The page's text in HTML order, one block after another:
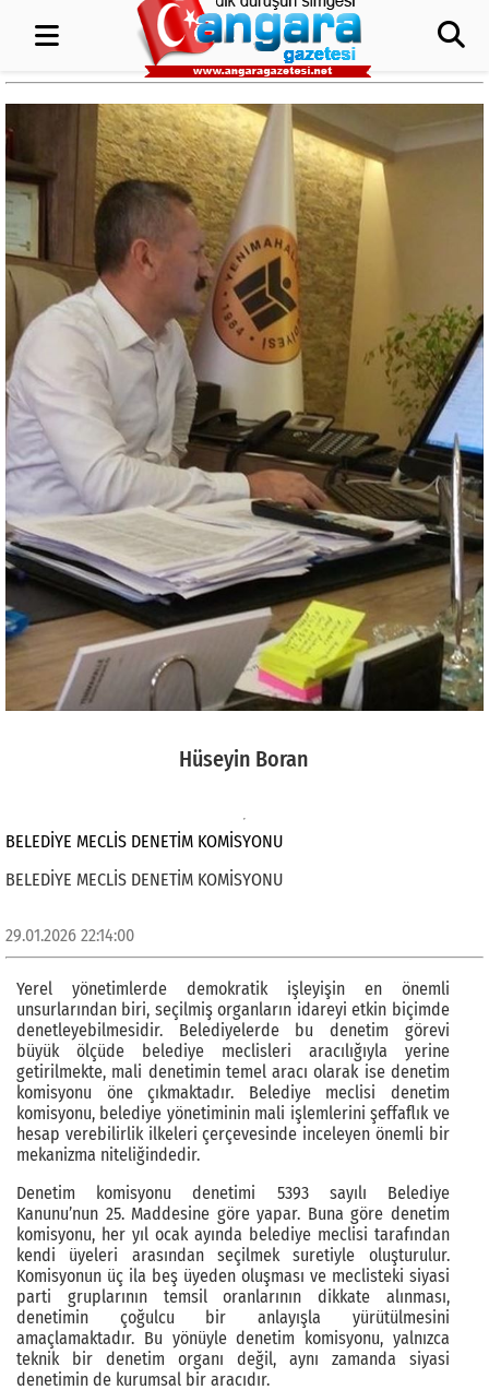
Hüseyin Boran
BELEDİYE MECLİS DENETİM KOMİSYONU
BELEDİYE MECLİS DENETİM KOMİSYONU
29.01.2026 22:14:00
Yerel yönetimlerde demokratik işleyişin en önemli
unsurlarından biri, seçilmiş organların idareyi etkin biçimde
denetleyebilmesidir. Belediyelerde bu denetim görevi
büyük ölçüde belediye meclisleri aracılığıyla yerine
getirilmekte, mali denetimin temel aracı olarak ise denetim
komisyonu öne çıkmaktadır. Belediye meclisi denetim
komisyonu, belediye yönetiminin mali işlemlerini şeffaflık ve
hesap verebilirlik ilkeleri çerçevesinde inceleyen önemli bir
mekanizma niteliğindedir.
Denetim komisyonu denetimi 5393 sayılı Belediye
Kanunu’nun 25. Maddesine göre yapar. Buna göre denetim
komisyonu, her yıl ocak ayında belediye meclisi tarafından
kendi üyeleri arasından seçilmek suretiyle oluşturulur.
Komisyonun üç ila beş üyeden oluşması ve meclisteki siyasi
parti gruplarının temsil oranlarının dikkate alınması,
denetimin çoğulcu bir anlayışla yürütülmesini
amaçlamaktadır. Bu yönüyle denetim komisyonu, yalnızca
teknik bir denetim organı değil, aynı zamanda siyasi
denetimin de kurumsal bir aracıdır.